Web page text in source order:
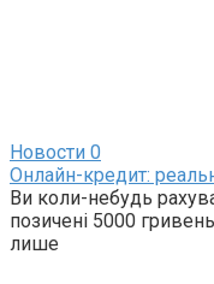
Новости 0
Онлайн-кредит:
Ви коли-небудь
позичені 5000
лише